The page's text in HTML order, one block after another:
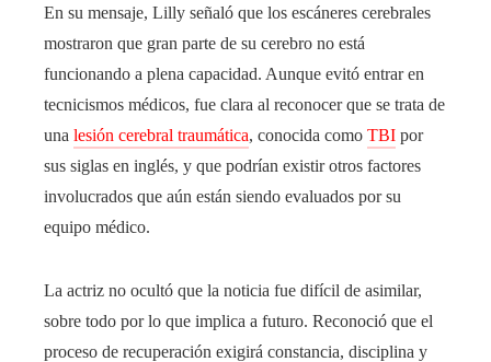
En su mensaje, Lilly señaló que los escáneres cerebrales
mostraron que gran parte de su cerebro no está
funcionando a plena capacidad. Aunque evitó entrar en
tecnicismos médicos, fue clara al reconocer que se trata de
una lesión cerebral traumática, conocida como TBI por
sus siglas en inglés, y que podrían existir otros factores
involucrados que aún están siendo evaluados por su
equipo médico.
La actriz no ocultó que la noticia fue difícil de asimilar,
sobre todo por lo que implica a futuro. Reconoció que el
proceso de recuperación exigirá constancia, disciplina y